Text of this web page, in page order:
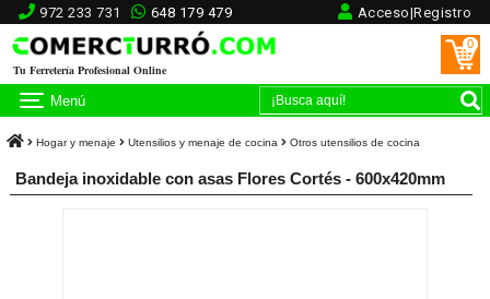
972 233 731 648 179 479 Acceso|Registro
Tu Ferretería Profesional Online
0
Menú
Hogar y menaje Utensilios y menaje de cocina Otros utensilios de cocina
Bandeja inoxidable con asas Flores Cortés - 600x420mm